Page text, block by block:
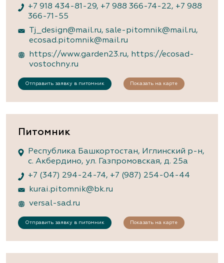
+7 918 434-81-29, +7 988 366-74-22, +7 988
366-71-55
Tj_design@mail.ru, sale-pitomnik@mail.ru,
ecosad.pitomnik@mail.ru
https://www.garden23.ru, https://ecosad-
vostochny.ru
Отправить заявку в питомник Показать на карте
Питомник
Республика Башкортостан, Иглинский р-н,
с. Акбердино, ул. Газпромовская, д. 25а
+7 (347) 294-24-74, +7 (987) 254-04-44
kurai.pitomnik@bk.ru
versal-sad.ru
Отправить заявку в питомник Показать на карте